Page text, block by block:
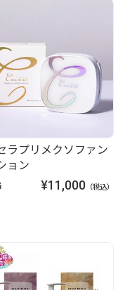
ラプリメクソファン
ョン
¥11,000 （税込）